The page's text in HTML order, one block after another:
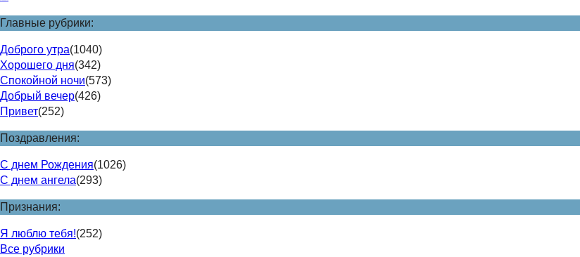
Главные рубрики:
Доброго утра(1040)
Хорошего дня(342)
Спокойной ночи(573)
Добрый вечер(426)
Привет(252)
Поздравления:
С днем Рождения(1026)
С днем ангела(293)
Признания:
Я люблю тебя!(252)
Все рубрики